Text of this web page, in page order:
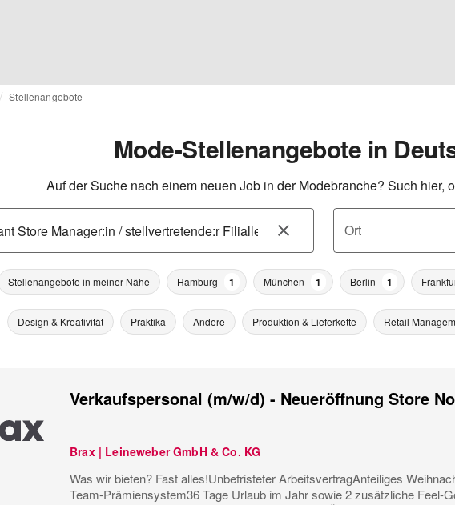
Stellenangebote
Mode-Stellenangebote in
Auf der Suche nach einem neuen Job in der Modebranche? Such hier,
Ort
Stellenangebote in meiner Nähe Hamburg 1 München 1 Berlin 1
Design & Kreativität Praktika Andere Produktion & Lieferkette Retail
Verkaufspersonal (m/w/d) - Neueröffnung Store
Brax | Leineweber GmbH & Co. KG
Was wir bieten? Fast alles!Unbefristeter ArbeitsvertragAnteiliges
Team-Prämiensystem36 Tage Urlaub im Jahr sowie 2 zusätzliche Feel-